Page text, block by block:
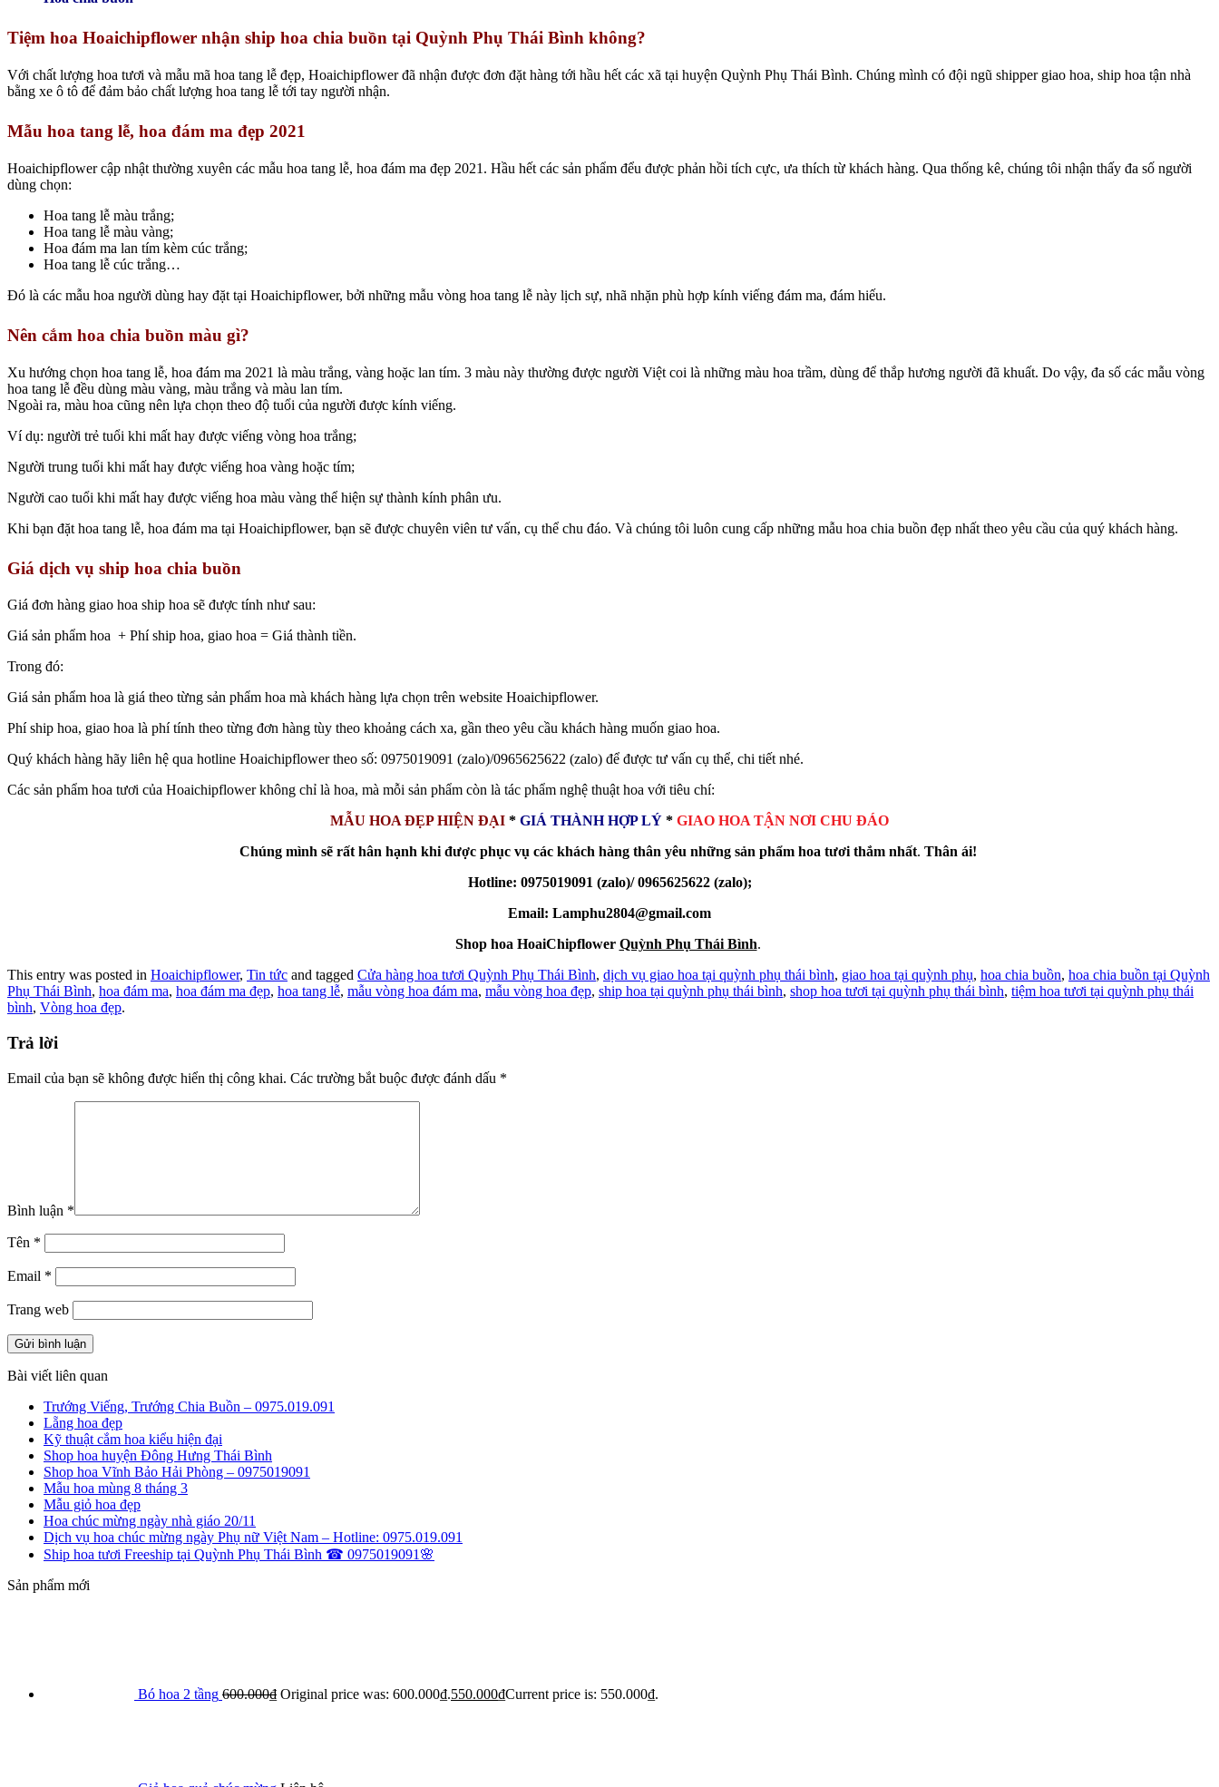
Tiệm hoa Hoaichipflower nhận ship hoa chia buồn tại Quỳnh Phụ Thái Bình không?
Với chất lượng hoa tươi và mẫu mã hoa tang lễ đẹp, Hoaichipflower đã nhận được đơn đặt hàng tới hầu hết các xã tại huyện Quỳnh Phụ Thái Bình. Chúng mình có đội ngũ shipper giao hoa, ship hoa tận nhà
bằng xe ô tô để đảm bảo chất lượng hoa tang lễ tới tay người nhận.
Mẫu hoa tang lễ, hoa đám ma đẹp 2021
Hoaichipflower cập nhật thường xuyên các mẫu hoa tang lễ, hoa đám ma đẹp 2021. Hầu hết các sản phẩm đểu được phản hồi tích cực, ưa thích từ khách hàng. Qua thống kê, chúng tôi nhận thấy đa số người
dùng chọn:
Hoa tang lễ màu trắng;
Hoa tang lễ màu vàng;
Hoa đám ma lan tím kèm cúc trắng;
Hoa tang lễ cúc trắng…
Đó là các mẫu hoa người dùng hay đặt tại Hoaichipflower, bởi những mẫu vòng hoa tang lễ này lịch sự, nhã nhặn phù hợp kính viếng đám ma, đám hiếu.
Nên cắm hoa chia buồn màu gì?
Xu hướng chọn hoa tang lễ, hoa đám ma 2021 là màu trắng, vàng hoặc lan tím. 3 màu này thường được người Việt coi là những màu hoa trầm, dùng để thắp hương người đã khuất. Do vậy, đa số các mẫu vòng
hoa tang lễ đều dùng màu vàng, màu trắng và màu lan tím.
Ngoài ra, màu hoa cũng nên lựa chọn theo độ tuổi của người được kính viếng.
Ví dụ: người trẻ tuổi khi mất hay được viếng vòng hoa trắng;
Người trung tuổi khi mất hay được viếng hoa vàng hoặc tím;
Người cao tuổi khi mất hay được viếng hoa màu vàng thể hiện sự thành kính phân ưu.
Khi bạn đặt hoa tang lễ, hoa đám ma tại Hoaichipflower, bạn sẽ được chuyên viên tư vấn, cụ thể chu đáo. Và chúng tôi luôn cung cấp những mẫu hoa chia buồn đẹp nhất theo yêu cầu của quý khách hàng.
Giá dịch vụ ship hoa chia buồn
Giá đơn hàng giao hoa ship hoa sẽ được tính như sau:
Giá sản phẩm hoa + Phí ship hoa, giao hoa = Giá thành tiền.
Trong đó:
Giá sản phẩm hoa là giá theo từng sản phẩm hoa mà khách hàng lựa chọn trên website Hoaichipflower.
Phí ship hoa, giao hoa là phí tính theo từng đơn hàng tùy theo khoảng cách xa, gần theo yêu cầu khách hàng muốn giao hoa.
Quý khách hàng hãy liên hệ qua hotline Hoaichipflower theo số: 0975019091 (zalo)/0965625622 (zalo) để được tư vấn cụ thể, chi tiết nhé.
Các sản phẩm hoa tươi của Hoaichipflower không chỉ là hoa, mà mỗi sản phẩm còn là tác phẩm nghệ thuật hoa với tiêu chí:
MẪU HOA ĐẸP HIỆN ĐẠI * GIÁ THÀNH HỢP LÝ * GIAO HOA TẬN NƠI CHU ĐÁO
Chúng mình sẽ rất hân hạnh khi được phục vụ các khách hàng thân yêu những sản phẩm hoa tươi thắm nhất. Thân ái!
Hotline: 0975019091 (zalo)/ 0965625622 (zalo);
Email: Lamphu2804@gmail.com
Shop hoa HoaiChipflower Quỳnh Phụ Thái Bình.
This entry was posted in Hoaichipflower, Tin tức and tagged Cửa hàng hoa tươi Quỳnh Phụ Thái Bình, dịch vụ giao hoa tại quỳnh phụ thái bình, giao hoa tại quỳnh phụ, hoa chia buồn, hoa chia buồn tại Quỳnh
Phụ Thái Bình, hoa đám ma, hoa đám ma đẹp, hoa tang lễ, mẫu vòng hoa đám ma, mẫu vòng hoa đẹp, ship hoa tại quỳnh phụ thái bình, shop hoa tươi tại quỳnh phụ thái bình, tiệm hoa tươi tại quỳnh phụ thái
bình, Vòng hoa đẹp.
Trả lời
Email của bạn sẽ không được hiển thị công khai. Các trường bắt buộc được đánh dấu *
Bình luận *
Tên *
Email *
Trang web
Bài viết liên quan
Trướng Viếng, Trướng Chia Buồn – 0975.019.091
Lẵng hoa đẹp
Kỹ thuật cắm hoa kiểu hiện đại
Shop hoa huyện Đông Hưng Thái Bình
Shop hoa Vĩnh Bảo Hải Phòng – 0975019091
Mẫu hoa mùng 8 tháng 3
Mẫu giỏ hoa đẹp
Hoa chúc mừng ngày nhà giáo 20/11
Dịch vụ hoa chúc mừng ngày Phụ nữ Việt Nam – Hotline: 0975.019.091
Ship hoa tươi Freeship tại Quỳnh Phụ Thái Bình ☎ 0975019091🌸
Sản phẩm mới
Bó hoa 2 tầng 600.000₫ Original price was: 600.000₫.550.000₫Current price is: 550.000₫.